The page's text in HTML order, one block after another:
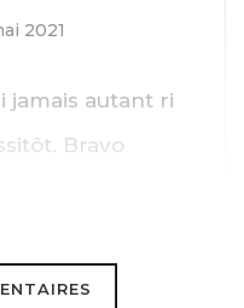
2021
jamais autant ri
Bravo